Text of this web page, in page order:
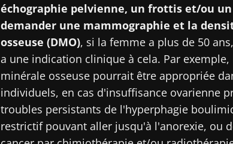
échographie pelvienne, un frottis et/ou un
demander une mammographie et la
osseuse (DMO), si la femme a plus de 50
a une indication clinique à cela. Par
minérale osseuse pourrait être appropriée
individuels, en cas d'insuffisance ovarienne
troubles persistants de l'hyperphagie
restrictif pouvant aller jusqu'à l'anorexie, ou
Redirection
Vous êtes sur le point d'être redirigé et de
Se tenir informé
Rejoignez la communauté Microbiota des
chercheurs et recevez le "Microbiota Digest"
courant des dernières actualités sur le
Je souhaite m'inscrire afin de recevoir
J’ai lu et accepte lesCGU et la politique de
Microbiota Institute
* Champs obligatoires